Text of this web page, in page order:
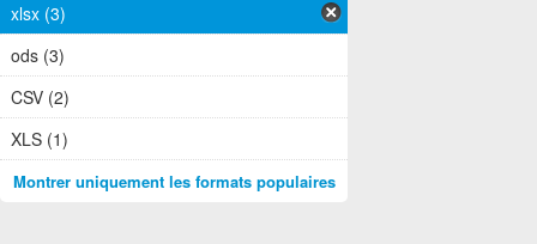
xlsx (3)
ods (3)
CSV (2)
XLS (1)
Montrer uniquement les formats populaires